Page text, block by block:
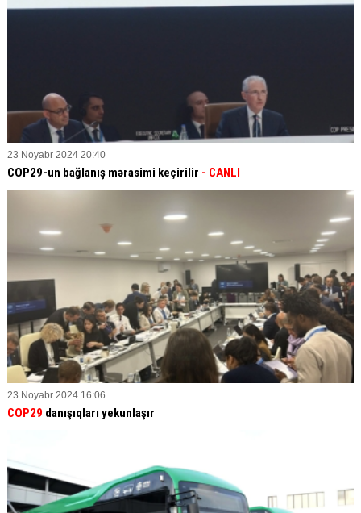
23 Noyabr 2024 20:40
COP29-un bağlanış mərasimi keçirilir - CANLI
23 Noyabr 2024 16:06
COP29 danışıqları yekunlaşır